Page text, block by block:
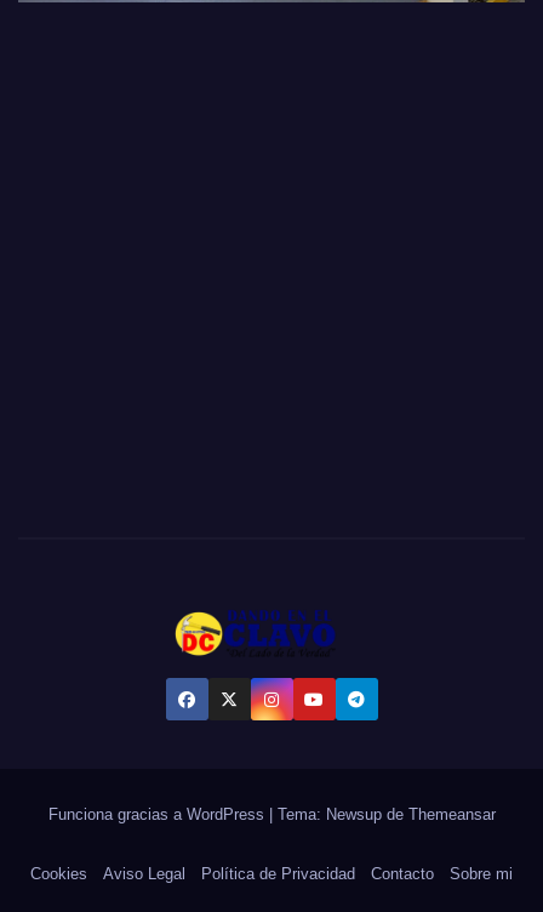
Funciona gracias a WordPress Tema: Newsupde Themeansar
Cookies Aviso Legal Política de Privacidad Contacto Sobre mi